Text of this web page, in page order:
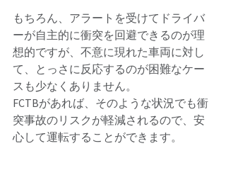
もちろん、アラートを受けてドライバ
ーが自主的に衝突を回避できるのが理
想的ですが、不意に現れた車両に対し
て、とっさに反応するのが困難なケー
スも少なくありません。
FCTBがあれば、そのような状況でも衝
突事故のリスクが軽減されるので、安
心して運転することができます。